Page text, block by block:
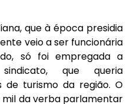
que à época presidia
veio a ser funcionária
só foi empregada a
que queria
de turismo da região. O
mil da verba parlamentar